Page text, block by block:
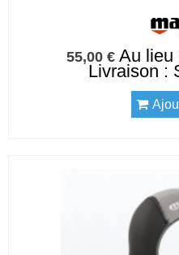
55,00 € Au lieu
Livraison :